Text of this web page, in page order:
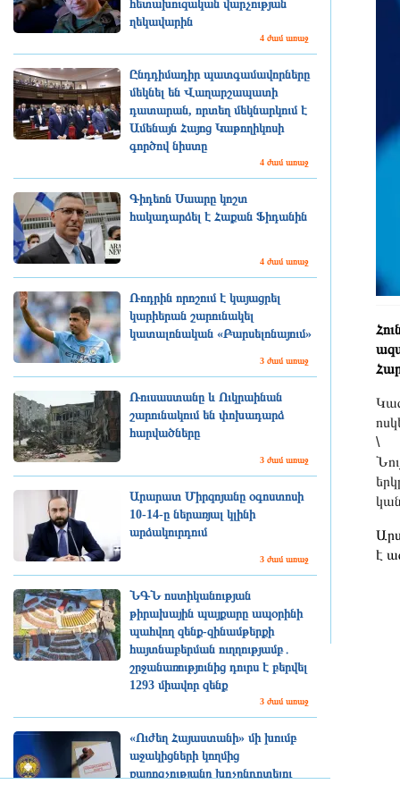
հետախուզական վարչության
ղեկավարին
4 ժամ առաջ
Ընդդիմադիր պատգամավորները
մեկնել են Վաղարշապատի
դատարան, որտեղ մեկնարկում է
Ամենայն Հայոց Կաթողիկոսի
գործով նիստը
4 ժամ առաջ
Գիդեոն Սաարը կոշտ
հակադարձել է Հաքան Ֆիդանին
4 ժամ առաջ
Ռոդրին որոշում է կայացրել
կարիերան շարունակել
կատալոնական «Բարսելոնայում»
3 ժամ առաջ
Ռուսաստանը և Ուկրաինան
շարունակում են փոխադարձ
հարվածները
3 ժամ առաջ
Արարատ Միրզոյանը օգոստոսի
10-14-ը ներառյալ կլինի
արձակուրդում
3 ժամ առաջ
ՆԳՆ ոստիկանության
թիրախային պայքարը ապօրինի
պահվող զենք-զինամթերքի
հայտնաբերման ուղղությամբ․
շրջանառությունից դուրս է բերվել
1293 միավոր զենք
3 ժամ առաջ
«Ուժեղ Հայաստանի» մի խումբ
աջակիցների կողմից
քարոզչությանը խոչընդոտելու
\
է